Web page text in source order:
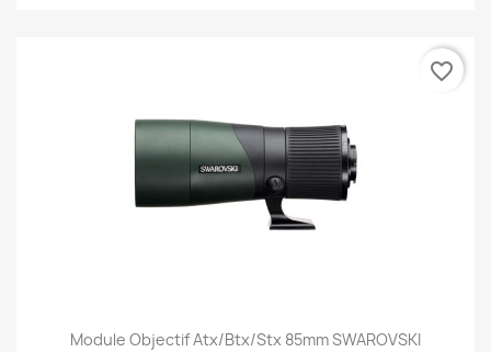
Module Objectif Atx/btx/stx 85mm SWAROVSKI
favorite_border